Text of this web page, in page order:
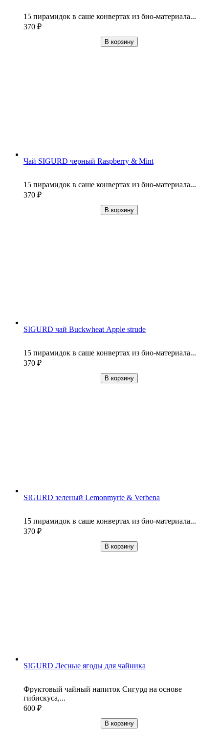
15 пирамидок в саше конвертах из био-материала...
370 ₽
В корзину
Чай SIGURD черный Raspberry & Mint
15 пирамидок в саше конвертах из био-материала...
370 ₽
В корзину
SIGURD чай Buckwheat Apple strude
15 пирамидок в саше конвертах из био-материала...
370 ₽
В корзину
SIGURD зеленый Lemonmyrte & Verbena
15 пирамидок в саше конвертах из био-материала...
370 ₽
В корзину
SIGURD Лесные ягоды для чайника
Фруктовый чайный напиток Сигурд на основе
гибискуса,...
600 ₽
В корзину